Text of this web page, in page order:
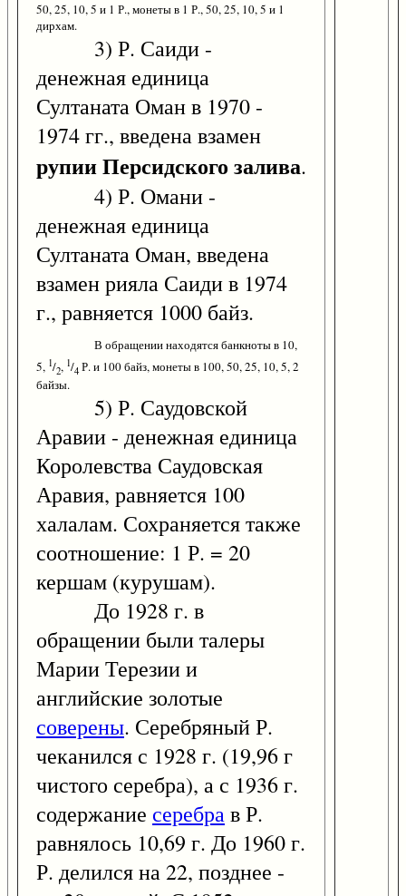
50, 25, 10, 5 и 1 Р., монеты в 1 Р., 50, 25, 10, 5 и 1
дирхам.
3) Р. Саиди -
денежная единица
Султаната Оман в 1970 -
1974 гг., введена взамен
рупии Персидского залива.
4) Р. Омани -
денежная единица
Султаната Оман, введена
взамен рияла Саиди в 1974
г., равняется 1000 байз.
В обращении находятся банкноты в 10,
5, 1/2, 1/4 Р. и 100 байз, монеты в 100, 50, 25, 10, 5, 2
байзы.
5) Р. Саудовской
Аравии - денежная единица
Королевства Саудовская
Аравия, равняется 100
халалам. Сохраняется также
соотношение: 1 Р. = 20
кершам (курушам).
До 1928 г. в
обращении были талеры
Марии Терезии и
английские золотые
соверены. Серебряный Р.
чеканился с 1928 г. (19,96 г
чистого серебра), а с 1936 г.
содержание серебрав Р.
равнялось 10,69 г. До 1960 г.
Р. делился на 22, позднее -